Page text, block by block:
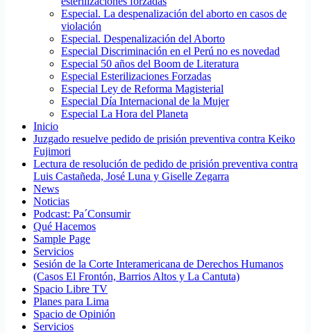
Especial. La despenalización del aborto en casos de
violación
Especial. Despenalización del Aborto
Especial Discriminación en el Perú no es novedad
Especial 50 años del Boom de Literatura
Especial Esterilizaciones Forzadas
Especial Ley de Reforma Magisterial
Especial Día Internacional de la Mujer
Especial La Hora del Planeta
Inicio
Juzgado resuelve pedido de prisión preventiva contra Keiko
Fujimori
Lectura de resolución de pedido de prisión preventiva contra
Luis Castañeda, José Luna y Giselle Zegarra
News
Noticias
Podcast: Pa´Consumir
Qué Hacemos
Sample Page
Servicios
Sesión de la Corte Interamericana de Derechos Humanos
(Casos El Frontón, Barrios Altos y La Cantuta)
Spacio Libre TV
Planes para Lima
Spacio de Opinión
Servicios